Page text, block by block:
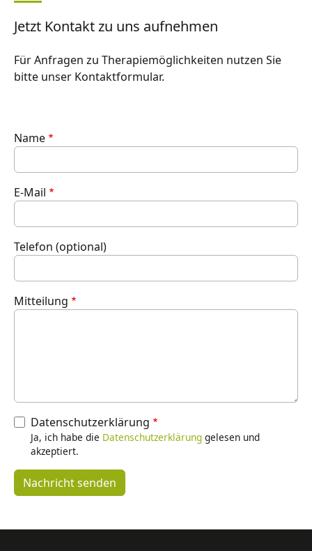
Jetzt Kontakt zu uns aufnehmen
Für Anfragen zu Therapiemöglichkeiten nutzen Sie
bitte unser Kontaktformular.
Name
E-Mail
Telefon (optional)
Mitteilung
Datenschutzerklärung
Ja, ich habe die Datenschutzerklärung gelesen und
akzeptiert.